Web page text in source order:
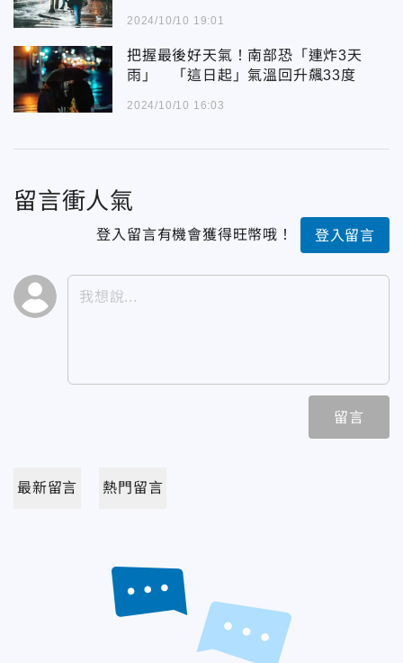
2024/10/10 19:01
把握最後好天氣！南部恐「連炸3天
雨」 「這日起」氣溫回升飆33度
2024/10/10 16:03
留言衝人氣
登入留言有機會獲得旺幣哦！ 登入留言
留言
最新留言 熱門留言